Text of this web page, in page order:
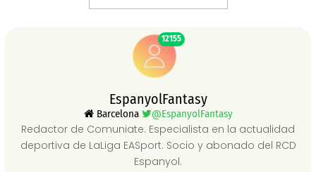
12155
EspanyolFantasy
Barcelona @EspanyolFantasy
Redactor de Comuniate. Especialista en la actualidad
deportiva de LaLiga EASport. Socio y abonado del RCD
Espanyol.